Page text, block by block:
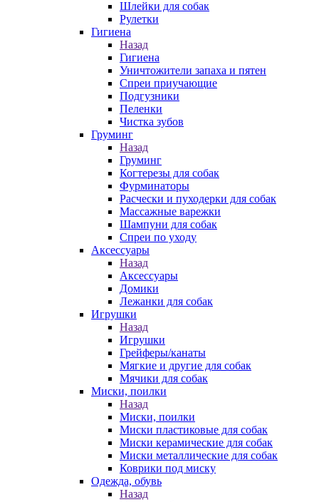
Шлейки для собак
Рулетки
Гигиена
Назад
Гигиена
Уничтожители запаха и пятен
Спреи приучающие
Подгузники
Пеленки
Чистка зубов
Груминг
Назад
Груминг
Когтерезы для собак
Фурминаторы
Расчески и пуходерки для собак
Массажные варежки
Шампуни для собак
Спреи по уходу
Аксессуары
Назад
Аксессуары
Домики
Лежанки для собак
Игрушки
Назад
Игрушки
Грейферы/канаты
Мягкие и другие для собак
Мячики для собак
Миски, поилки
Назад
Миски, поилки
Миски пластиковые для собак
Миски керамические для собак
Миски металлические для собак
Коврики под миску
Одежда, обувь
Назад